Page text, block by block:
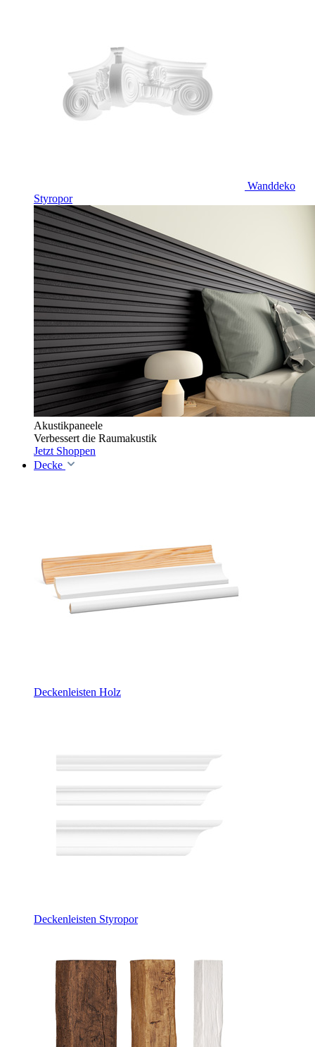
Wanddeko
Styropor
Akustikpaneele
Verbessert die Raumakustik
Jetzt Shoppen
Decke
Deckenleisten Holz
Deckenleisten Styropor